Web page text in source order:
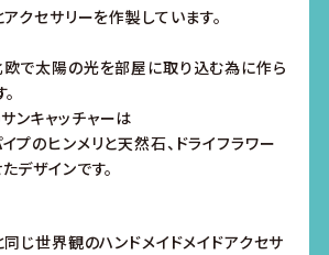
クセサリーを作製しています。
で太陽の光を部屋に取り込む為に作ら
キャッチャーは
プのヒンメリと天然石、ドライフラワー
デザインです。
じ世界観のハンドメイドメイドアクセサ